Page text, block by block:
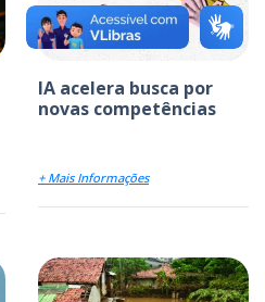
IA acelera busca por
novas competências
+ Mais Informações